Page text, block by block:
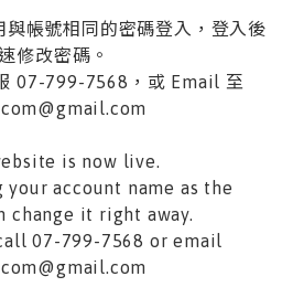
帳號相同的密碼登入，登入後
修改密碼。
07-799-7568，或 Email 至
is now live.
account name as the
change it right away.
07-799-7568 or email